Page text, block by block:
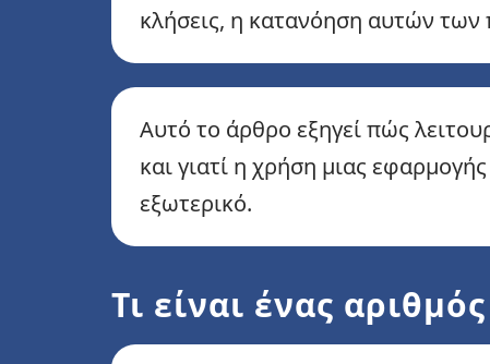
κλήσεις, η κατανόηση αυτών
Αυτό το άρθρο εξηγεί πώς
και γιατί η χρήση μιας
εξωτερικό.
Τι είναι ένας